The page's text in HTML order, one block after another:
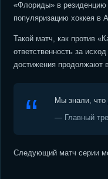
«Флориды» в резиденцию
популяризацию хоккея в
Такой матч, как против
ответственность за
достижения продолжают
Мы знали, что
— Главный
Следующий матч серии